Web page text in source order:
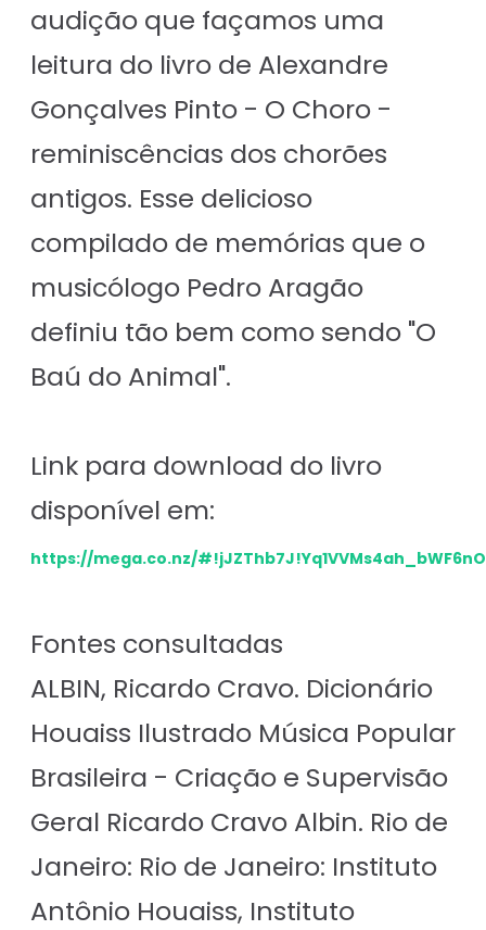
audição que façamos uma
leitura do livro de Alexandre
Gonçalves Pinto - O Choro -
reminiscências dos chorões
antigos. Esse delicioso
compilado de memórias que o
musicólogo Pedro Aragão
definiu tão bem como sendo "O
Baú do Animal".
Link para download do livro
disponível em:
https://mega.co.nz/
Fontes consultadas
ALBIN, Ricardo Cravo. Dicionário
Houaiss Ilustrado Música Popular
Brasileira - Criação e Supervisão
Geral Ricardo Cravo Albin. Rio de
Janeiro: Rio de Janeiro: Instituto
Antônio Houaiss, Instituto